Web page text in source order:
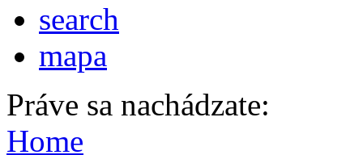
search
mapa
Práve sa nachádzate:
Home